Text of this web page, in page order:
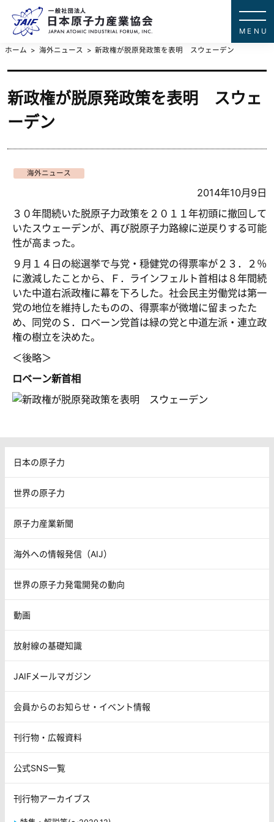
ホーム 海外ニュース 新政権が脱原発政策を表明 スウェーデン
新政権が脱原発政策を表明 スウェ
ーデン
海外ニュース
2014年10月9日
３０年間続いた脱原子力政策を２０１１年初頭に撤回して
いたスウェーデンが、再び脱原子力路線に逆戻りする可能
性が高まった。
９月１４日の総選挙で与党・穏健党の得票率が２３．２％
に激減したことから、Ｆ．ラインフェルト首相は８年間続
いた中道右派政権に幕を下ろした。社会民主労働党は第一
党の地位を維持したものの、得票率が微増に留まったた
め、同党のＳ．ロベーン党首は緑の党と中道左派・連立政
権の樹立を決めた。
＜後略＞
ロベーン新首相
日本の原子力
世界の原子力
原子力産業新聞
海外への情報発信（AIJ）
世界の原子力発電開発の動向
動画
放射線の基礎知識
JAIFメールマガジン
会員からのお知らせ・イベント情報
刊行物・広報資料
公式SNS一覧
刊行物アーカイブス